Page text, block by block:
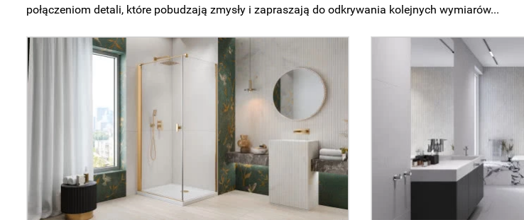
połączeniom detali, które pobudzają zmysły i zapraszają do odkrywania kolejnych wymiarów...